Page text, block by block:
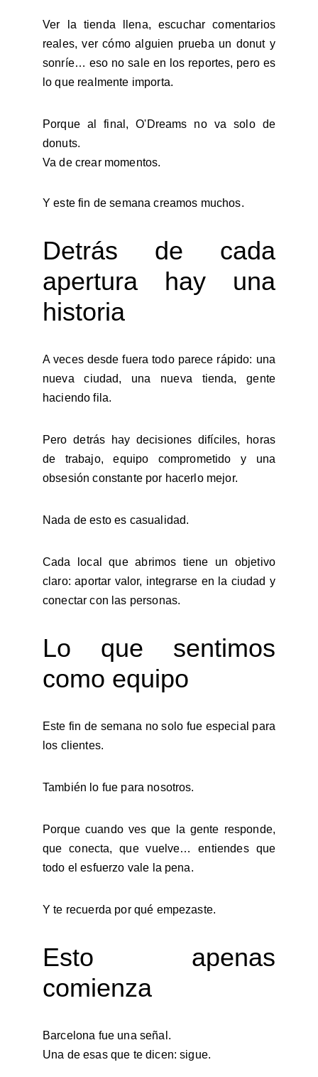
Ver la tienda llena, escuchar comentarios
reales, ver cómo alguien prueba un donut y
sonríe… eso no sale en los reportes, pero es
lo que realmente importa.
Porque al final, O'Dreams no va solo de
donuts.
Va de crear momentos.
Y este fin de semana creamos muchos.
Detrás de cada
apertura hay una
historia
A veces desde fuera todo parece rápido: una
nueva ciudad, una nueva tienda, gente
haciendo fila.
Pero detrás hay decisiones difíciles, horas
de trabajo, equipo comprometido y una
obsesión constante por hacerlo mejor.
Nada de esto es casualidad.
Cada local que abrimos tiene un objetivo
claro: aportar valor, integrarse en la ciudad y
conectar con las personas.
Lo que sentimos
como equipo
Este fin de semana no solo fue especial para
los clientes.
También lo fue para nosotros.
Porque cuando ves que la gente responde,
que conecta, que vuelve… entiendes que
todo el esfuerzo vale la pena.
Y te recuerda por qué empezaste.
Esto apenas
comienza
Barcelona fue una señal.
Una de esas que te dicen: sigue.